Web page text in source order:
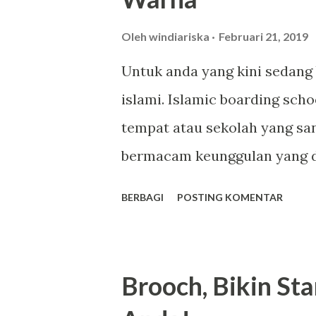
kemasan 300ml. Dengan
produk berkualitas dengan
Oleh windiariska Februari 21, 2019
Untuk anda yang kini
islami. Islamic boarding
tempat atau sekolah yang
bermacam keunggulan yang
tempat tersebut. Bagi yang
BERBAGI POSTING KOMENTAR
Brooch, Bikin